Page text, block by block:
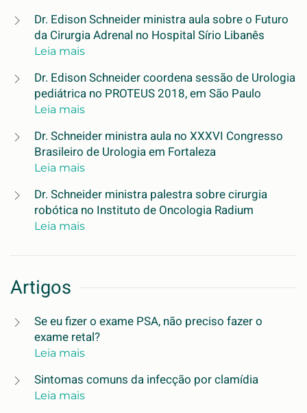
Dr. Edison Schneider ministra aula sobre o Futuro
da Cirurgia Adrenal no Hospital Sírio Libanês
Leia mais
Dr. Edison Schneider coordena sessão de Urologia
pediátrica no PROTEUS 2018, em São Paulo
Leia mais
Dr. Schneider ministra aula no XXXVI Congresso
Brasileiro de Urologia em Fortaleza
Leia mais
Dr. Schneider ministra palestra sobre cirurgia
robótica no Instituto de Oncologia Radium
Leia mais
Artigos
Se eu fizer o exame PSA, não preciso fazer o
exame retal?
Leia mais
Sintomas comuns da infecção por clamídia
Leia mais